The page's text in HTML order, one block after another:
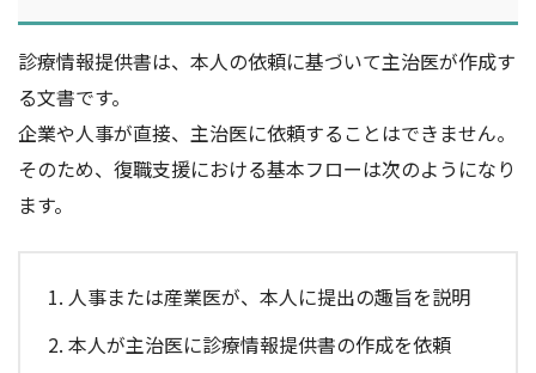
診療情報提供書は、本人の依頼に基づいて主治医が作成す
る文書です。
企業や人事が直接、主治医に依頼することはできません。
そのため、復職支援における基本フローは次のようになり
ます。
人事または産業医が、本人に提出の趣旨を説明
本人が主治医に診療情報提供書の作成を依頼